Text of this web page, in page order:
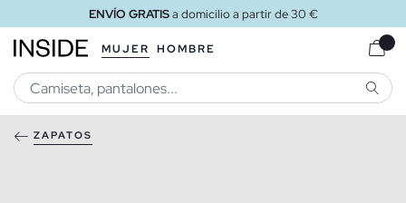
ENVÍO GRATISa domicilio a partir de 30 €
MUJER HOMBRE
ZAPATOS